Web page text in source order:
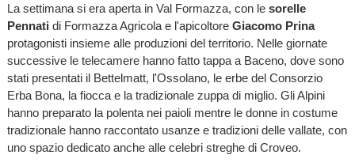
La settimana si era aperta in Val Formazza, con le sorelle
Pennati di Formazza Agricola e l'apicoltore Giacomo Prina
protagonisti insieme alle produzioni del territorio. Nelle giornate
successive le telecamere hanno fatto tappa a Baceno, dove sono
stati presentati il Bettelmatt, l'Ossolano, le erbe del Consorzio
Erba Bona, la fiocca e la tradizionale zuppa di miglio. Gli Alpini
hanno preparato la polenta nei paioli mentre le donne in costume
tradizionale hanno raccontato usanze e tradizioni delle vallate, con
uno spazio dedicato anche alle celebri streghe di Croveo.